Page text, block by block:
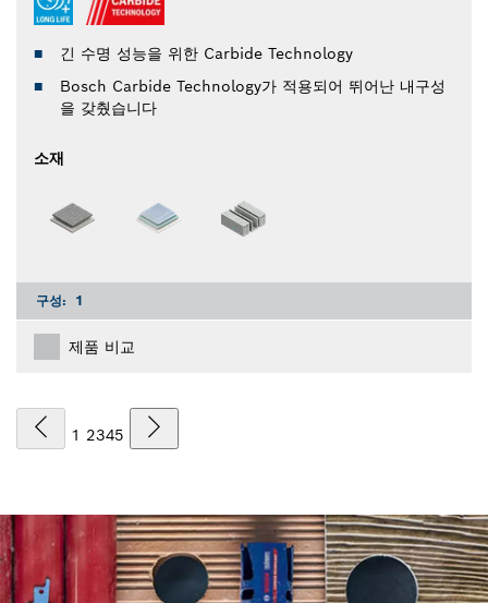
긴 수명 성능을 위한 Carbide Technology
Bosch Carbide Technology가 적용되어 뛰어난 내구성
을 갖췄습니다
소재
구성: 1
제품 비교
1 2345